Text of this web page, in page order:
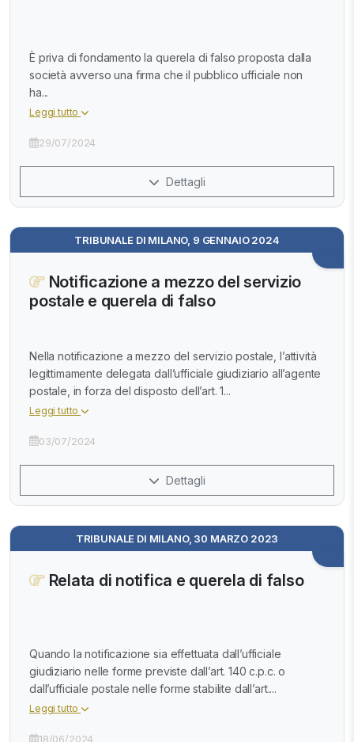
È priva di fondamento la querela di falso proposta dalla
società avverso una firma che il pubblico ufficiale non
ha...
Leggi tutto
29/07/2024
Dettagli
TRIBUNALE DI MILANO, 9 GENNAIO 2024
Notificazione a mezzo del servizio
postale e querela di falso
Nella notificazione a mezzo del servizio postale, l’attività
legittimamente delegata dall’ufficiale giudiziario all’agente
postale, in forza del disposto dell’art. 1...
Leggi tutto
03/07/2024
Dettagli
TRIBUNALE DI MILANO, 30 MARZO 2023
Relata di notifica e querela di falso
Quando la notificazione sia effettuata dall’ufficiale
giudiziario nelle forme previste dall’art. 140 c.p.c. o
dall’ufficiale postale nelle forme stabilite dall’art....
Leggi tutto
18/06/2024